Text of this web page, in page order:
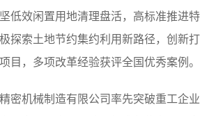
低效闲置用地清理盘活，高标准推进
探索土地节约集约利用新路径，创新
目，多项改革经验获评全国优秀案例。
机械制造有限公司率先突破重工企业